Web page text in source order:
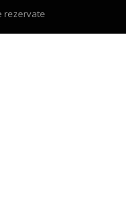
rezervate